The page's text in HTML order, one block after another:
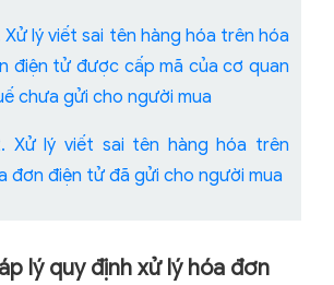
Xử lý viết sai tên hàng hóa trên hóa
điện tử được cấp mã của cơ quan
chưa gửi cho người mua
Xử lý viết sai tên hàng hóa trên
đơn điện tử đã gửi cho người mua
lý quy định xử lý hóa đơn